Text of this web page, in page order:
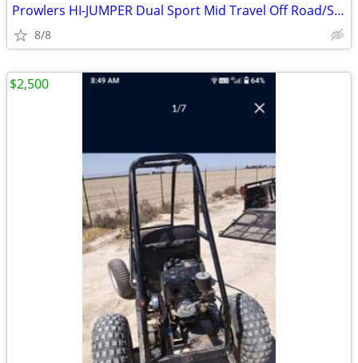
Prowlers HI-JUMPER Dual Sport Mid Travel Off Road/Sand Rail 5 seater
8/8
$2,500